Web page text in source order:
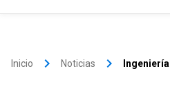
Inicio keyboard_arrow_right Noticias keyboard_arrow_right